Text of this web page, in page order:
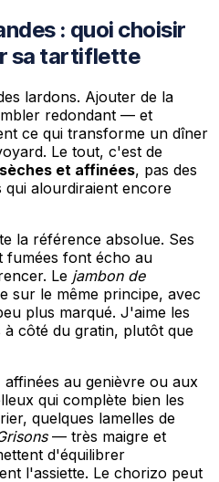
: quoi choisir
sa tartiflette
lardons. Ajouter de la
redondant — et
ce qui transforme un dîner
Le tout, c'est de
et affinées, pas des
alourdiraient encore
la référence absolue. Ses
fumées font écho au
Le jambon de
sur le même principe, avec
plus marqué. J'aime les
côté du gratin, plutôt que
affinées au genièvre ou aux
qui complète bien les
quelques lamelles de
— très maigre et
d'équilibrer
l'assiette. Le chorizo peut